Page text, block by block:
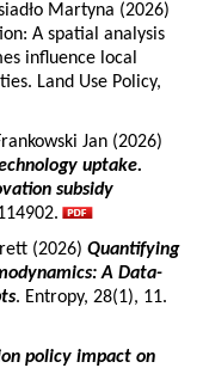
Martyna (2026)
A spatial analysis
influence local
Land Use Policy,
Jan (2026)
uptake.
subsidy
(2026) Quantifying
A Data-
. Entropy, 28(1), 11.
policy impact on